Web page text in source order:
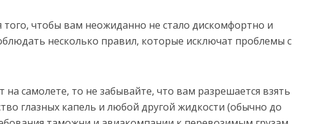
того, чтобы вам неожиданно не стало дискомфортно и
несколько правил, которые исключат проблемы с
на самолете, то не забывайте, что вам разрешается взять
глазных капель и любой другой жидкости (обычно до